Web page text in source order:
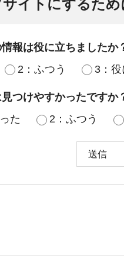
イトにするた
報は役に立ちましたか
2：ふつう 3：
つけやすかったですか
た
2：ふつう